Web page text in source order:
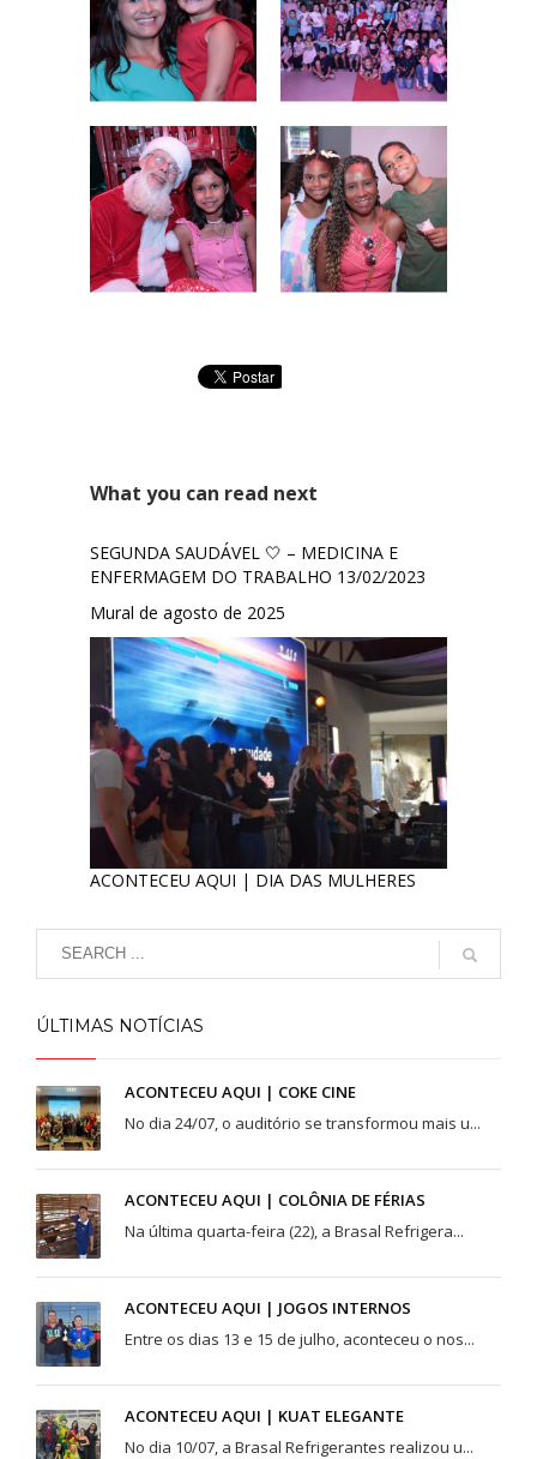
What you can read next
SEGUNDA SAUDÁVEL 🤍 – MEDICINA E
ENFERMAGEM DO TRABALHO 13/02/2023
Mural de agosto de 2025
ACONTECEU AQUI | DIA DAS MULHERES
ÚLTIMAS NOTÍCIAS
ACONTECEU AQUI | COKE CINE
No dia 24/07, o auditório se transformou mais u...
ACONTECEU AQUI | COLÔNIA DE FÉRIAS
Na última quarta-feira (22), a Brasal Refrigera...
ACONTECEU AQUI | JOGOS INTERNOS
Entre os dias 13 e 15 de julho, aconteceu o nos...
ACONTECEU AQUI | KUAT ELEGANTE
No dia 10/07, a Brasal Refrigerantes realizou u...